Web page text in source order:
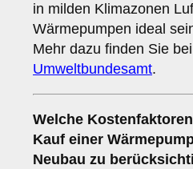
in milden Klimazonen
Wärmepumpen ideal
Mehr dazu finden Sie
Umweltbundesamt.
Welche Kostenfaktoren
Kauf einer
Neubau zu